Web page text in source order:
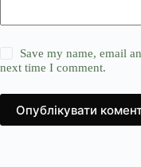
Save my name, email
next time I comment.
Опублікувати